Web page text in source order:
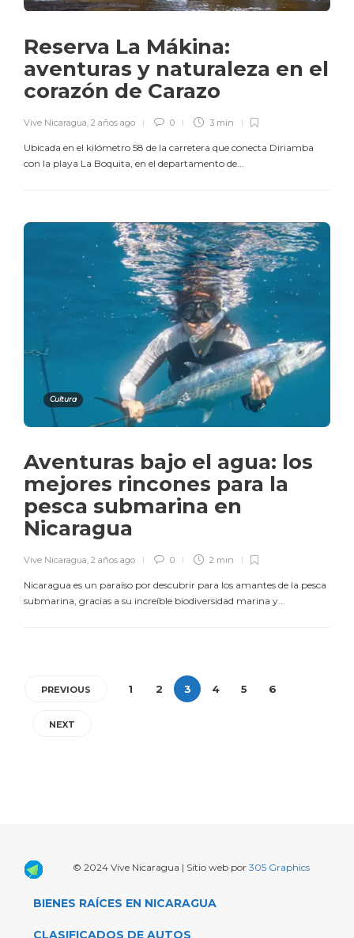
Reserva La Mákina:
aventuras y naturaleza en el
corazón de Carazo
Vive Nicaragua 2 años ago 0 3 min
Ubicada en el kilómetro 58 de la carretera que conecta Diriamba
con la playa La Boquita, en el departamento de...
Cultura
Aventuras bajo el agua: los
mejores rincones para la
pesca submarina en
Nicaragua
Vive Nicaragua 2 años ago 0 2 min
Nicaragua es un paraíso por descubrir para los amantes de la pesca
submarina, gracias a su increíble biodiversidad marina y...
PREVIOUS 1 2 3 4 5 6
NEXT
© 2024 Vive Nicaragua | Sitio web por 305 Graphics
BIENES RAÍCES EN NICARAGUA
CLASIFICADOS DE AUTOS